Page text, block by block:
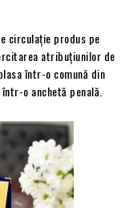
circulație produs pe
atribuțiunilor de
într-o comună din
o anchetă penală.